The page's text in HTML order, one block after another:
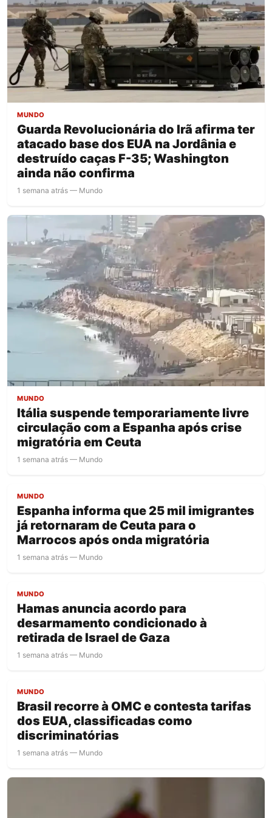
MUNDO
Guarda Revolucionária do Irã afirma ter
atacado base dos EUA na Jordânia e
destruído caças F-35; Washington
ainda não confirma
1 semana atrás — Mundo
MUNDO
Itália suspende temporariamente livre
circulação com a Espanha após crise
migratória em Ceuta
1 semana atrás — Mundo
MUNDO
Espanha informa que 25 mil imigrantes
já retornaram de Ceuta para o
Marrocos após onda migratória
1 semana atrás — Mundo
MUNDO
Hamas anuncia acordo para
desarmamento condicionado à
retirada de Israel de Gaza
1 semana atrás — Mundo
MUNDO
Brasil recorre à OMC e contesta tarifas
dos EUA, classificadas como
discriminatórias
1 semana atrás — Mundo